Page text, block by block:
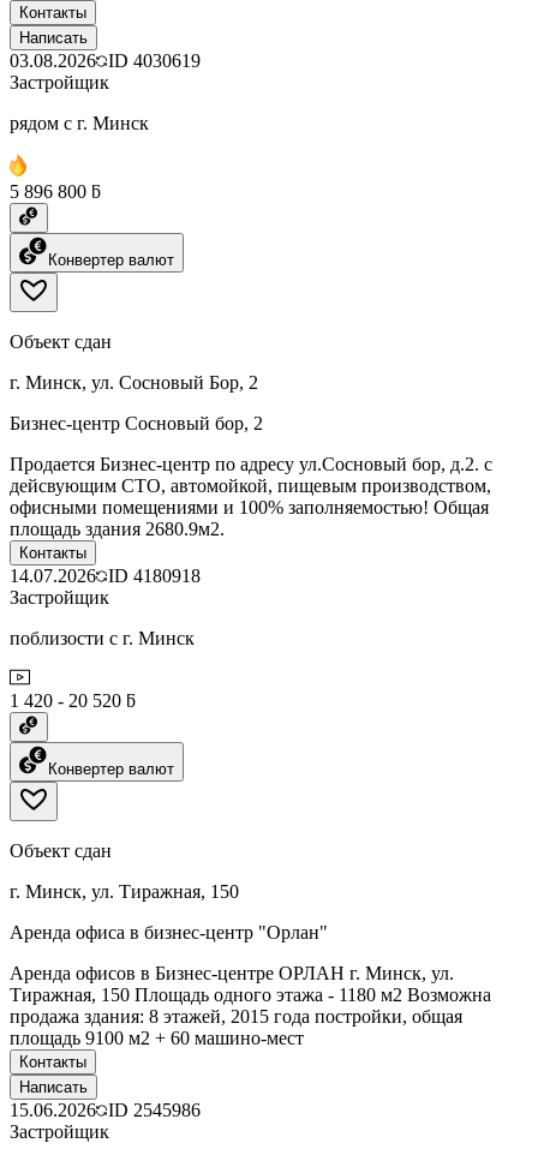
Контакты
Написать
03.08.2026 ID 4030619
Застройщик
рядом с г. Минск
5 896 800 ƃ
Конвертер валют
Объект сдан
г. Минск, ул. Сосновый Бор, 2
Бизнес-центр Сосновый бор, 2
Продается Бизнес-центр по адресу ул.Сосновый бор, д.2. с
дейсвующим СТО, автомойкой, пищевым производством,
офисными помещениями и 100% заполняемостью! Общая
площадь здания 2680.9м2.
Контакты
14.07.2026 ID 4180918
Застройщик
поблизости с г. Минск
1 420 - 20 520 ƃ
Конвертер валют
Объект сдан
г. Минск, ул. Тиражная, 150
Аренда офиса в бизнес-центр "Орлан"
Аренда офисов в Бизнес-центре ОРЛАН г. Минск, ул.
Тиражная, 150 Площадь одного этажа - 1180 м2 Возможна
продажа здания: 8 этажей, 2015 года постройки, общая
площадь 9100 м2 + 60 машино-мест
Контакты
Написать
15.06.2026 ID 2545986
Застройщик